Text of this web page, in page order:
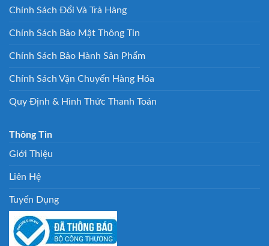
Chính Sách Đổi Và Trả Hàng
Chính Sách Bảo Mật Thông Tin
Chính Sách Bảo Hành Sản Phẩm
Chính Sách Vận Chuyển Hàng Hóa
Quy Định & Hình Thức Thanh Toán
Thông Tin
Giới Thiệu
Liên Hệ
Tuyển Dụng